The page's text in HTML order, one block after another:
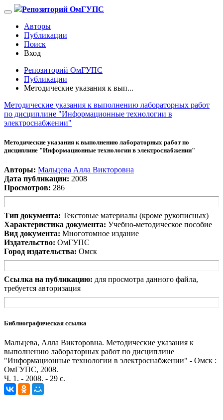
Репозиторий ОмГУПС
Авторы
Публикации
Поиск
Вход
Репозиторий ОмГУПС
Публикации
Методические указания к вып...
Методические указания к выполнению лабораторных работ
по дисциплине "Информационные технологии в
электроснабжении"
Методические указания к выполнению лабораторных работ по
дисциплине "Информационные технологии в электроснабжении"
Авторы: Мальцева Алла Викторовна
Дата публикации: 2008
Просмотров: 286
Тип документа: Текстовые материалы (кроме рукописных)
Характеристика документа: Учебно-методическое пособие
Вид документа: Многотомное издание
Издательство: ОмГУПС
Город издательства: Омск
Ссылка на публикацию: для просмотра данного файла,
требуется авторизация
Библиографическая ссылка
Мальцева, Алла Викторовна. Методические указания к
выполнению лабораторных работ по дисциплине
"Информационные технологии в электроснабжении" - Омск :
ОмГУПС, 2008.
Ч. 1. - 2008. - 29 с.